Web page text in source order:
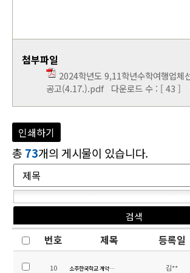
첨부파일
2024학년도 9,11학년수학여행업체
공고(4.17.).pdf다운로드 수 : [ 43 ]
인쇄하기
총 73개의 게시물이 있습니다.
번호 제목 등록일
10 소주한국학교 계약제교원 (영어) 채용 공고 김**